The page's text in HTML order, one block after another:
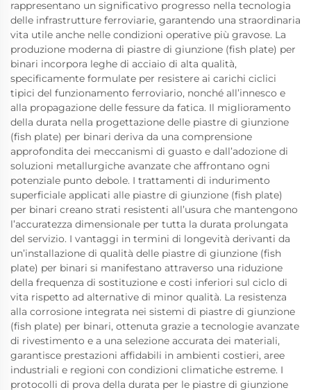
rappresentano un significativo progresso nella tecnologia
delle infrastrutture ferroviarie, garantendo una straordinaria
vita utile anche nelle condizioni operative più gravose. La
produzione moderna di piastre di giunzione (fish plate) per
binari incorpora leghe di acciaio di alta qualità,
specificamente formulate per resistere ai carichi ciclici
tipici del funzionamento ferroviario, nonché all’innesco e
alla propagazione delle fessure da fatica. Il miglioramento
della durata nella progettazione delle piastre di giunzione
(fish plate) per binari deriva da una comprensione
approfondita dei meccanismi di guasto e dall’adozione di
soluzioni metallurgiche avanzate che affrontano ogni
potenziale punto debole. I trattamenti di indurimento
superficiale applicati alle piastre di giunzione (fish plate)
per binari creano strati resistenti all’usura che mantengono
l’accuratezza dimensionale per tutta la durata prolungata
del servizio. I vantaggi in termini di longevità derivanti da
un’installazione di qualità delle piastre di giunzione (fish
plate) per binari si manifestano attraverso una riduzione
della frequenza di sostituzione e costi inferiori sul ciclo di
vita rispetto ad alternative di minor qualità. La resistenza
alla corrosione integrata nei sistemi di piastre di giunzione
(fish plate) per binari, ottenuta grazie a tecnologie avanzate
di rivestimento e a una selezione accurata dei materiali,
garantisce prestazioni affidabili in ambienti costieri, aree
industriali e regioni con condizioni climatiche estreme. I
protocolli di prova della durata per le piastre di giunzione